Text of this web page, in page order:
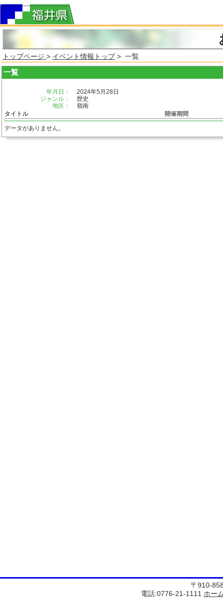
トップページ > イベント情報トップ> 一覧
一覧
年月日：
2024年5月28日
ジャンル：
歴史
地区：
嶺南
タイトル
開催期間
データがありません。
〒910-
電話:0776-21-1111 ホー